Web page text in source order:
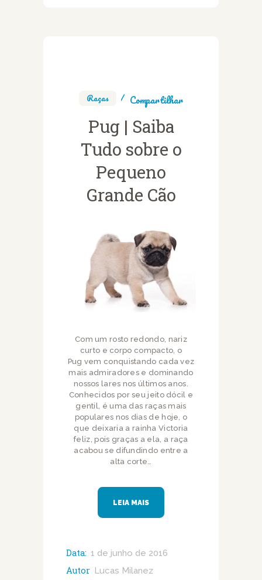
Raças Compartilhar
Pug | Saiba
Tudo sobre o
Pequeno
Grande Cão
Com um rosto redondo, nariz
curto e corpo compacto, o
Pug vem conquistando cada vez
mais admiradores e dominando
nossos lares nos últimos anos.
Conhecidos por seu jeito dócil e
gentil, é uma das raças mais
populares nos dias de hoje, o
que deixaria a rainha Victoria
feliz, pois graças a ela, a raça
acabou se difundindo entre a
alta corte…
LEIA MAIS
Data: 1 de junho de 2016
Autor Lucas Milanez